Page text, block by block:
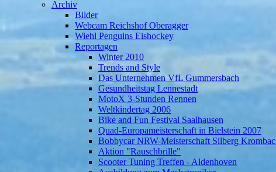
Archiv
Bilder
Webcam Reichshof Oberagger
Wiehl Penguins Eishockey
Reportagen
Winter 2010
Trends and Style
Das Unternehmen VfL Gummersbach
Gesundheitstag Lennestadt
MotoX 3-Stunden Rennen
Weltkindertag 2006
Bike and Fun Festival Saalhausen
Quad-Europameisterschaft in Bielstein 2007
Bobbycar NRW-Meisterschaft Silberg
Aktion "Rauschbrille"
Scooter Tuning Treffen - Aldenhoven